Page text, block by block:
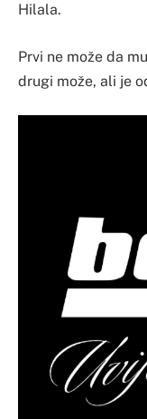
Hilala.
Prvi ne može da
drugi može, ali je